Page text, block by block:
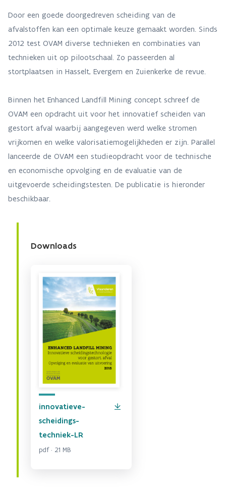
Door een goede doorgedreven scheiding van de
afvalstoffen kan een optimale keuze gemaakt worden. Sinds
2012 test OVAM diverse technieken en combinaties van
technieken uit op pilootschaal. Zo passeerden al
stortplaatsen in Hasselt, Evergem en Zuienkerke de revue.
Binnen het Enhanced Landfill Mining concept schreef de
OVAM een opdracht uit voor het innovatief scheiden van
gestort afval waarbij aangegeven werd welke stromen
vrijkomen en welke valorisatiemogelijkheden er zijn. Parallel
lanceerde de OVAM een studieopdracht voor de technische
en economische opvolging en de evaluatie van de
uitgevoerde scheidingstesten. De publicatie is hieronder
beschikbaar.
Downloads
innovatieve-
scheidings-
techniek-LR
pdf · 21 MB